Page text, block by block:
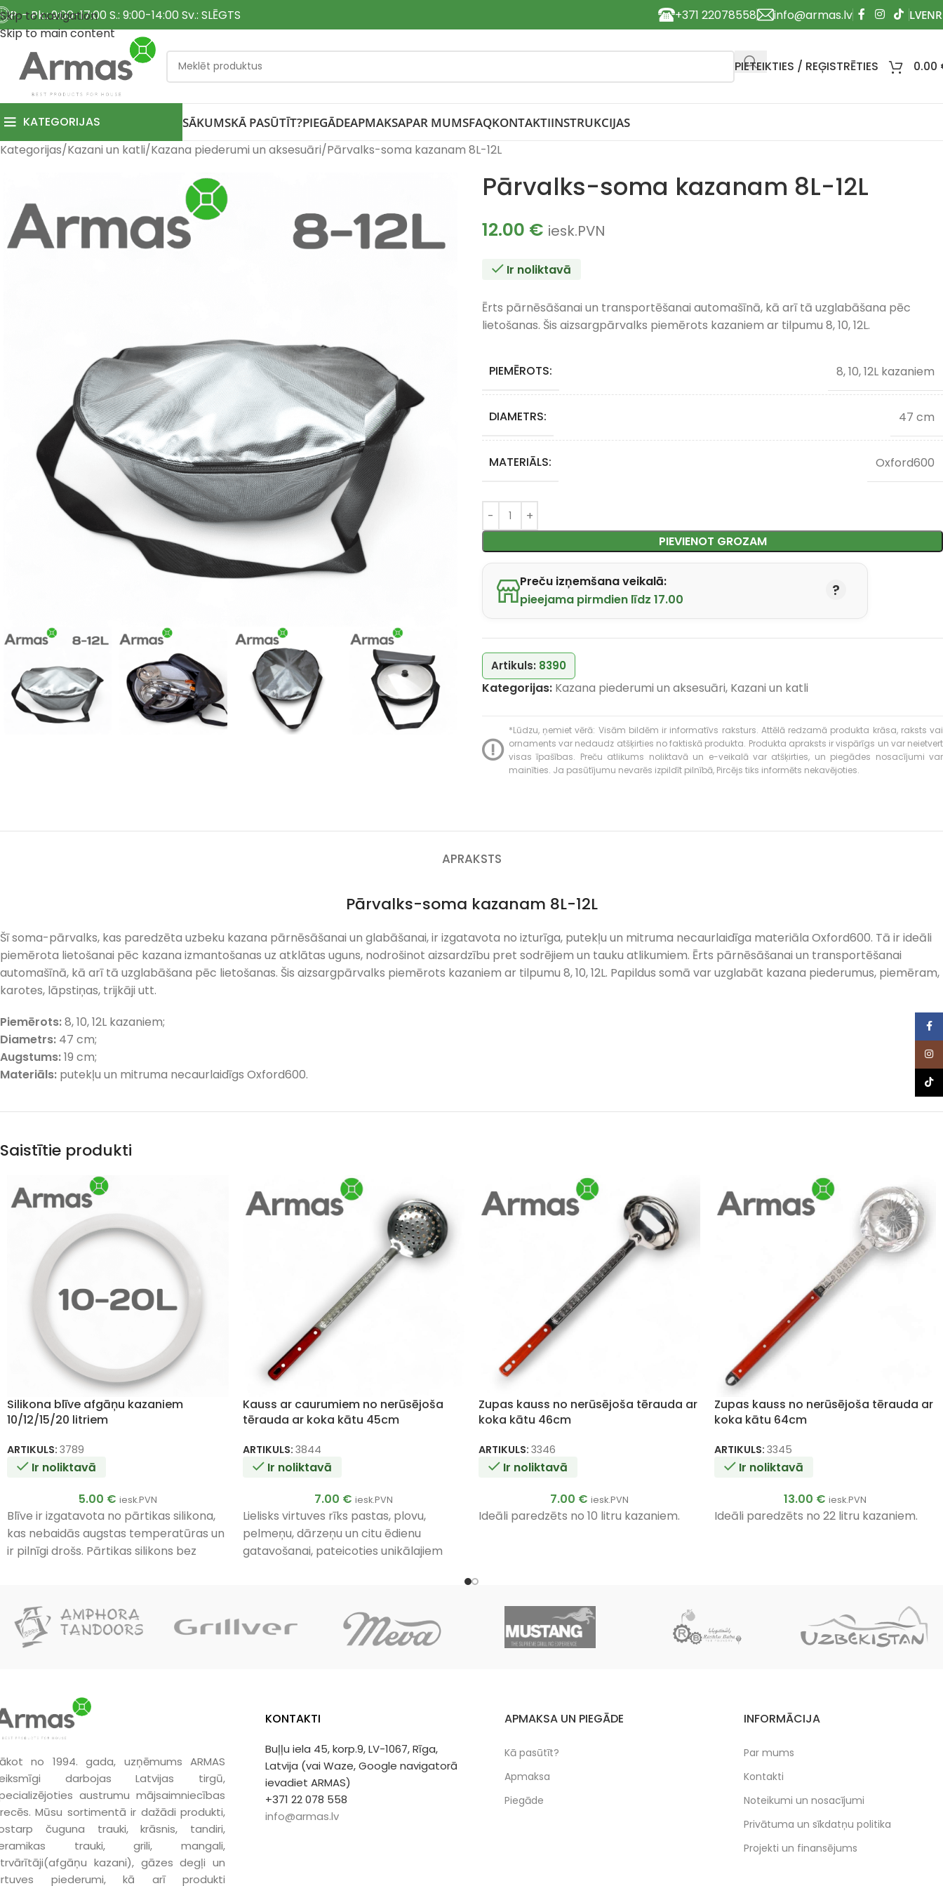
Skip to navigation
Skip to main content
P. - Pk.: 9:00-17:00 S.: 9:00-14:00 Sv.: SLĒGTS +371 22078558 info@armas.lv
PIETEIKTIES / REĢISTRĒTIES 0.00
KATEGORIJAS SĀKUMSKĀ PASŪTĪT?PIEGĀDEAPMAKSAPAR MUMSFAQKONTAKTIINSTRUKCIJAS
Kategorijas Kazani un katli Kazana piederumi un aksesuāri Pārvalks-soma kazanam 8L-12L
Pārvalks-soma kazanam 8L-12L
12.00 € iesk.PVN
Ir noliktavā
Ērts pārnēsāšanai un transportēšanai automašīnā, kā arī tā uzglabāšana pēc
lietošanas. Šis aizsargpārvalks piemērots kazaniem ar tilpumu 8, 10, 12L.
PIEMĒROTS: 8, 10, 12L kazaniem
DIAMETRS: 47 cm
MATERIĀLS: Oxford600
PIEVIENOT GROZAM
Preču izņemšana veikalā:
pieejama pirmdien līdz 17.00
Artikuls: 8390
Kategorijas: Kazana piederumi un aksesuāri, Kazani un katli
*Lūdzu, ņemiet vērā: Visām bildēm ir informatīvs raksturs. Attēlā redzamā produkta krāsa, raksts vai
ornaments var nedaudz atšķirties no faktiskā produkta. Produkta apraksts ir vispārīgs un var neietvert
visas īpašības. Preču atlikums noliktavā un e-veikalā var atšķirties, un piegādes nosacījumi var
mainīties. Ja pasūtījumu nevarēs izpildīt pilnībā, Pircējs tiks informēts nekavējoties.
APRAKSTS
Pārvalks-soma kazanam 8L-12L
Šī soma-pārvalks, kas paredzēta uzbeku kazana pārnēsāšanai un glabāšanai, ir izgatavota no izturīga, putekļu un mitruma necaurlaidīga materiāla Oxford600. Tā ir ideāli
piemērota lietošanai pēc kazana izmantošanas uz atklātas uguns, nodrošinot aizsardzību pret sodrējiem un tauku atlikumiem. Ērts pārnēsāšanai un transportēšanai
automašīnā, kā arī tā uzglabāšana pēc lietošanas. Šis aizsargpārvalks piemērots kazaniem ar tilpumu 8, 10, 12L. Papildus somā var uzglabāt kazana piederumus, piemēram,
karotes, lāpstiņas, trijkāji utt.
Piemērots:8, 10, 12L kazaniem;
Diametrs: 47 cm;
Augstums:19 cm;
Materiāls: putekļu un mitruma necaurlaidīgs Oxford600.
Saistītie produkti
Silikona blīve afgāņu kazaniem
10/12/15/20 litriem
ARTIKULS: 3789
Ir noliktavā
5.00 € iesk.PVN
Blīve ir izgatavota no pārtikas silikona,
kas nebaidās augstas temperatūras un
ir pilnīgi drošs. Pārtikas silikons bez
melniem vai divkrāsainiem afgāņu
kazaniem.
Kauss ar caurumiem no nerūsējoša
tērauda ar koka kātu 45cm
ARTIKULS: 3844
Ir noliktavā
7.00 € iesk.PVN
Lielisks virtuves rīks pastas, plovu,
pelmeņu, dārzeņu un citu ēdienu
gatavošanai, pateicoties unikālajiem
Zupas kauss no nerūsējoša tērauda ar
koka kātu 46cm
ARTIKULS: 3346
Ir noliktavā
7.00 € iesk.PVN
Ideāli paredzēts no 10 litru kazaniem.
Zupas kauss no nerūsējoša tērauda ar
koka kātu 64cm
ARTIKULS: 3345
Ir noliktavā
13.00 € iesk.PVN
Ideāli paredzēts no 22 litru kazaniem.
no 1994. gada, uzņēmums ARMAS
darbojas Latvijas tirgū,
austrumu mājsaimniecības
Mūsu sortimentā ir dažādi produkti,
čuguna trauki, krāsnis, tandiri,
trauki, grili, mangali,
kazani), gāzes degļi un
piederumi, kā arī produkti
KONTAKTI
Buļļu iela 45, korp.9, LV-1067, Rīga,
Latvija (vai Waze, Google navigatorā
ievadiet ARMAS)
+371 22 078 558
info@armas.lv
APMAKSA UN PIEGĀDE
Kā pasūtīt?
Apmaksa
Piegāde
INFORMĀCIJA
Par mums
Kontakti
Noteikumi un nosacījumi
Privātuma un sīkdatņu politika
Projekti un finansējums